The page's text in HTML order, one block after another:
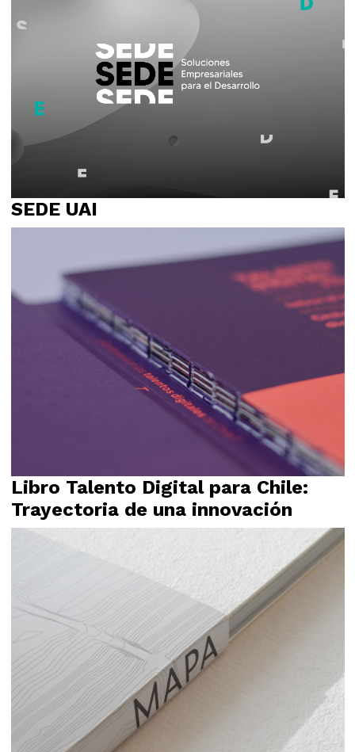
Propósito
Identidad visual
Naming
Propósito
Relato
SEDE UAI
Diseño Editorial
Libro Talento Digital para Chile:
Trayectoria de una innovación